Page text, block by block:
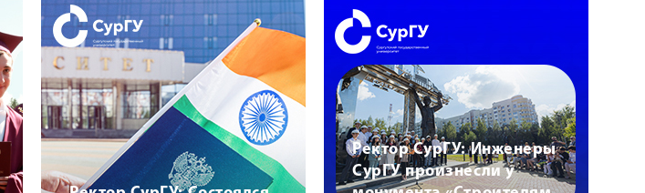
Ректор СурГУ: Инженеры
СурГУ произнесли у